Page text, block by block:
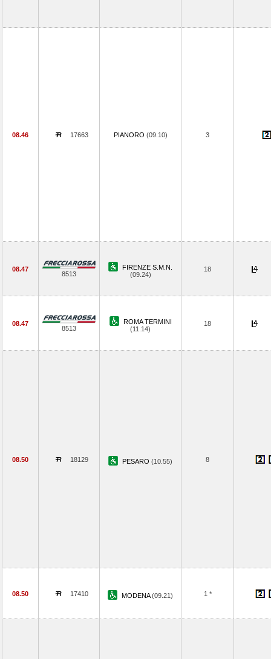
08.46 17663 PIANORO (09.10) 3
08.47
8513
FIRENZE S.M.N.
(09.24)
18
08.47
8513
ROMA TERMINI
(11.14)
18
08.50 18129 PESARO (10.55) 8
08.50 17410 MODENA(09.21) 1 *